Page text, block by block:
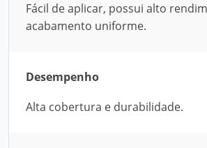
Fácil de aplicar, possui alto
acabamento uniforme.
Desempenho
Alta cobertura e durabilidade.